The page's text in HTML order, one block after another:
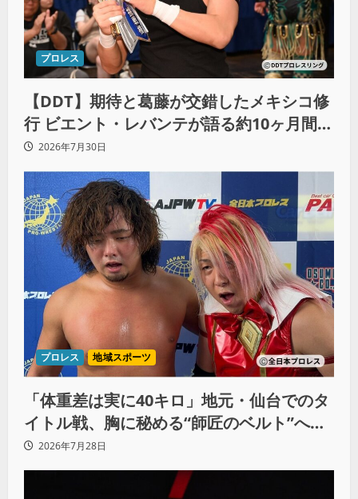
プロレス
【DDT】期待と葛藤が交錯したメキシコ修
行 ビエント・レバンテが語る約10ヶ月間の
苦悩「くすぶっている自分に腹を立ててい
る」
2026年7月30日
プロレス 地域スポーツ
「体重差は実に40キロ」地元・仙台でのタ
イトル戦、胸に秘める“師匠のベルト”への
想いと同期決戦への決意
2026年7月28日